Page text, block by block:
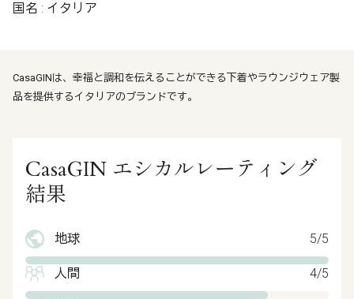
国名 : イタリア
CasaGINは、幸福と調和を伝えることができる下着やラウンジウェア製
品を提供するイタリアのブランドです。
CasaGIN エシカルレーティング
結果
地球 5/5
人間 4/5